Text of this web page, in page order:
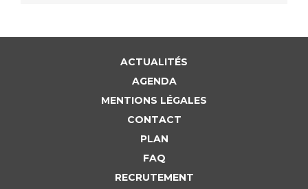
ACTUALITÉS
AGENDA
MENTIONS LÉGALES
CONTACT
PLAN
FAQ
RECRUTEMENT